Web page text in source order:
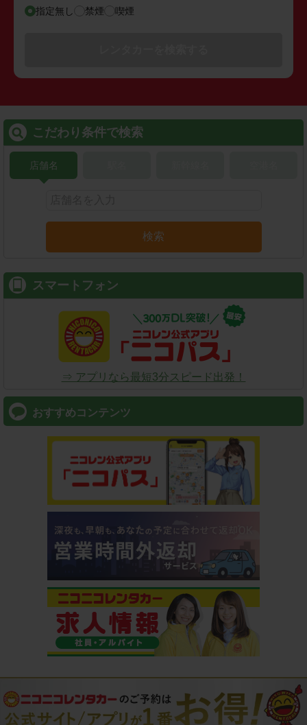
指定無し 禁煙 喫煙
こだわり条件で検索
店舗名
検索
スマートフォン
⇒ アプリなら最短3分スピード出発！
おすすめコンテンツ